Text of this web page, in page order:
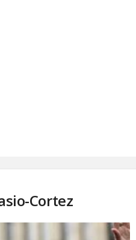
Cortez